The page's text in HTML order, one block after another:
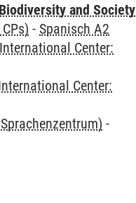
and Society
- Spanisch A2
International Center:
Center:
-